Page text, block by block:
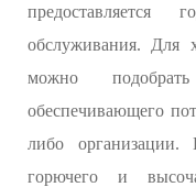
предоставляется
обслуживания. Для
можно
обеспечивающего
либо организации.
горючего и